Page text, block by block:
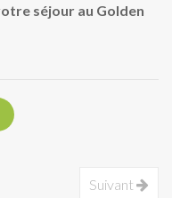
séjour au Golden
Suivant